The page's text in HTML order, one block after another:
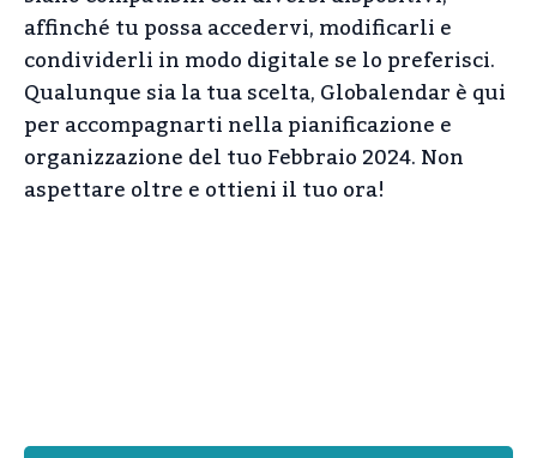
affinché tu possa accedervi, modificarli e
condividerli in modo digitale se lo preferisci.
Qualunque sia la tua scelta, Globalendar è qui
per accompagnarti nella pianificazione e
organizzazione del tuo Febbraio 2024. Non
aspettare oltre e ottieni il tuo ora!